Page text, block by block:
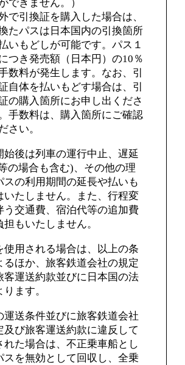
できません。）
で引換証を購入した場合は、
たパスは日本国内の引換箇所
いもどしが可能です。パス１
つき発売額（日本円）の10％
数料が発生します。なお、引
自体を払いもどす場合は、引
の購入箇所にお申し出くださ
手数料は、購入箇所にご確認
さい。
始後は列車の運行中止、遅延
の場合も含む)、その他の理
スの利用期間の延長や払いも
いたしません。また、行程変
う交通費、宿泊代等の追加費
担もいたしません。
使用される場合は、以上の条
るほか、旅客鉄道会社の規定
客運送約款並びに日本国の法
ます。
運送条件並びに旅客鉄道会社
及び旅客運送約款に違反して
れた場合は、不正乗車船とし
スを無効として回収し、全乗